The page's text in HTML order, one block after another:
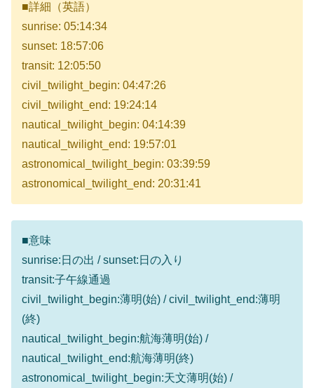
■詳細（英語）
sunrise: 05:14:34
sunset: 18:57:06
transit: 12:05:50
civil_twilight_begin: 04:47:26
civil_twilight_end: 19:24:14
nautical_twilight_begin: 04:14:39
nautical_twilight_end: 19:57:01
astronomical_twilight_begin: 03:39:59
astronomical_twilight_end: 20:31:41
■意味
sunrise:日の出 / sunset:日の入り
transit:子午線通過
civil_twilight_begin:薄明(始) / civil_twilight_end:薄明
(終)
nautical_twilight_begin:航海薄明(始) /
nautical_twilight_end:航海薄明(終)
astronomical_twilight_begin:天文薄明(始) /